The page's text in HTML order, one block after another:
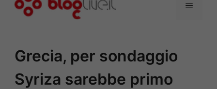
Menu
Grecia, per sondaggio
Syriza sarebbe primo